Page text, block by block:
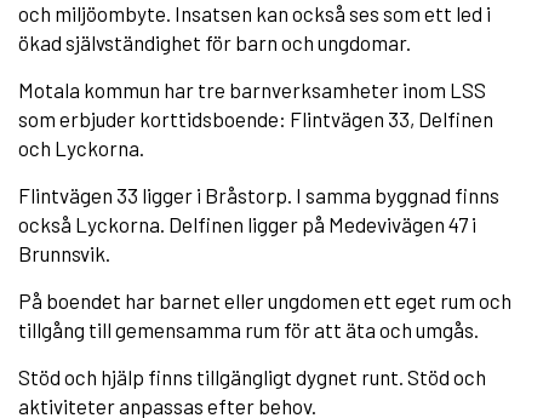
och miljöombyte. Insatsen kan också ses som ett led i
ökad självständighet för barn och ungdomar.
Motala kommun har tre barnverksamheter inom LSS
som erbjuder korttidsboende: Flintvägen 33, Delfinen
och Lyckorna.
Flintvägen 33 ligger i Bråstorp. I samma byggnad finns
också Lyckorna. Delfinen ligger på Medevivägen 47 i
Brunnsvik.
På boendet har barnet eller ungdomen ett eget rum och
tillgång till gemensamma rum för att äta och umgås.
Stöd och hjälp finns tillgängligt dygnet runt. Stöd och
aktiviteter anpassas efter behov.